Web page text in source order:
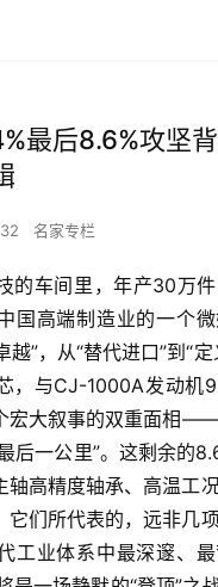
最后8.6%攻坚
名家专栏
的车间里，年产30万
国高端制造业的一个
越”，从“替代进口”到“
，与CJ-1000A发动机
宏大叙事的双重面相
后一公里”。这剩余的
高精度轴承、高温工况
它们所代表的，远非几
工业体系中最深邃、